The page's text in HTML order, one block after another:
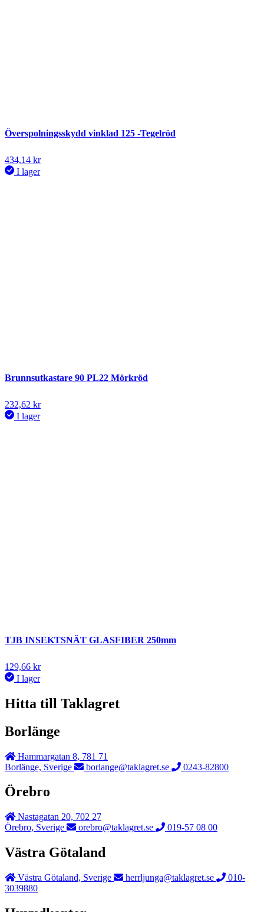
Överspolningsskydd vinklad 125 -Tegelröd
434,14 kr
I lager
Brunnsutkastare 90 PL22 Mörkröd
232,62 kr
I lager
TJB INSEKTSNÄT GLASFIBER 250mm
129,66 kr
I lager
Hitta till Taklagret
Borlänge
Hammargatan 8, 781 71
Borlänge, Sverige
borlange@taklagret.se 0243-82800
Örebro
Nastagatan 20, 702 27
Örebro, Sverige
orebro@taklagret.se 019-57 08 00
Västra Götaland
Västra Götaland, Sverige herrljunga@taklagret.se
010-
3039880